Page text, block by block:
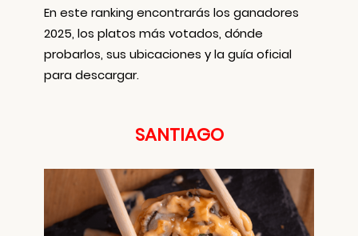
En este ranking encontrarás los ganadores
2025, los platos más votados, dónde
probarlos, sus ubicaciones y la guía oficial
para descargar.
SANTIAGO